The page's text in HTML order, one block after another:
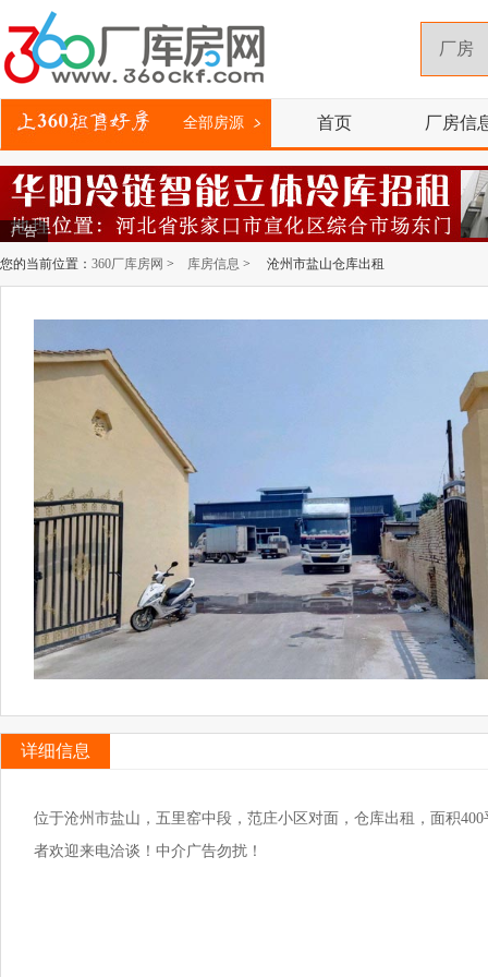
全部房源 首页 厂房信
广告
您的当前位置： 360厂库房网 > 库房信息 > 沧州市盐山仓库出租
详细信息
位于沧州市盐山，五里窑中段，范庄小区对面，仓库出租，面积
者欢迎来电洽谈！中介广告勿扰！